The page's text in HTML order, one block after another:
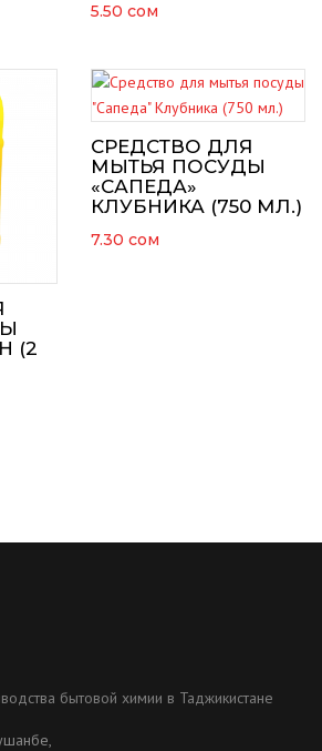
5.50 сом
(2
СРЕДСТВО ДЛЯ
МЫТЬЯ ПОСУДЫ
«САПЕДА»
КЛУБНИКА (750 МЛ.)
7.30 сом
бытовой химии в Таджикистане